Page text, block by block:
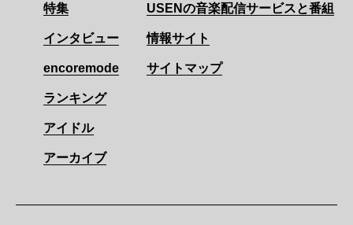
特集
インタビュー
encoremode
ランキング
アイドル
アーカイブ
USENの音楽配信サービスと番組
情報サイト
サイトマップ